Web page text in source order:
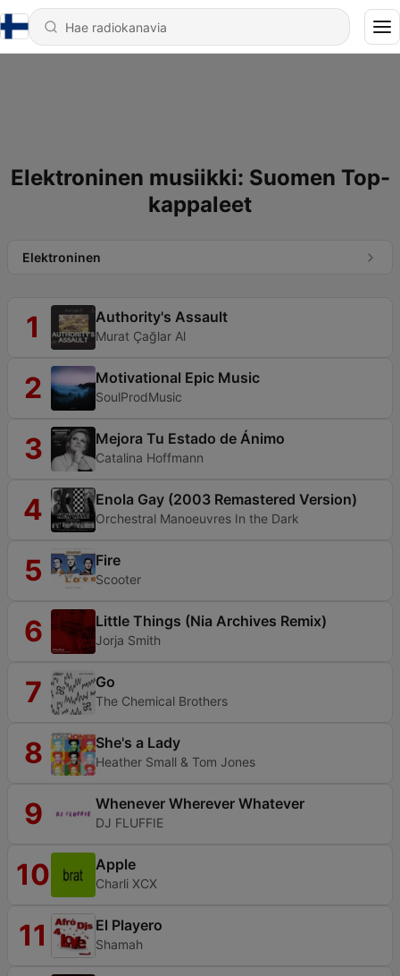
Elektroninen musiikki: Suomen Top-
kappaleet
Elektroninen
1 Authority's Assault
Murat Çağlar Al
2 Motivational Epic Music
SoulProdMusic
3 Mejora Tu Estado de Ánimo
Catalina Hoffmann
4 Enola Gay (2003 Remastered Version)
Orchestral Manoeuvres In the Dark
5 Fire
Scooter
6 Little Things (Nia Archives Remix)
Jorja Smith
7 Go
The Chemical Brothers
8 She's a Lady
Heather Small & Tom Jones
9 Whenever Wherever Whatever
DJ FLUFFIE
10 Apple
Charli XCX
11 El Playero
Shamah